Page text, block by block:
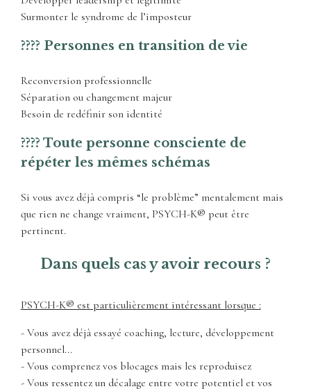
Surmonter le syndrome de l’imposteur
???? Personnes en transition de vie
Reconversion professionnelle
Séparation ou changement majeur
Besoin de redéfinir son identité
???? Toute personne consciente de
répéter les mêmes schémas
Si vous avez déjà compris “le problème” mentalement mais
que rien ne change vraiment, PSYCH-K® peut être
pertinent.
Dans quels cas y avoir recours ?
PSYCH-K® est particulièrement intéressant lorsque :
- Vous avez déjà essayé coaching, lecture, développement
personnel...
- Vous comprenez vos blocages mais les reproduisez
- Vous ressentez un décalage entre votre potentiel et vos